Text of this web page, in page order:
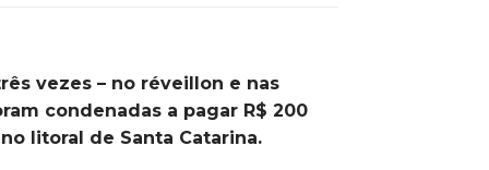
vezes – no réveillon e nas
condenadas a pagar R$ 200
litoral de Santa Catarina.